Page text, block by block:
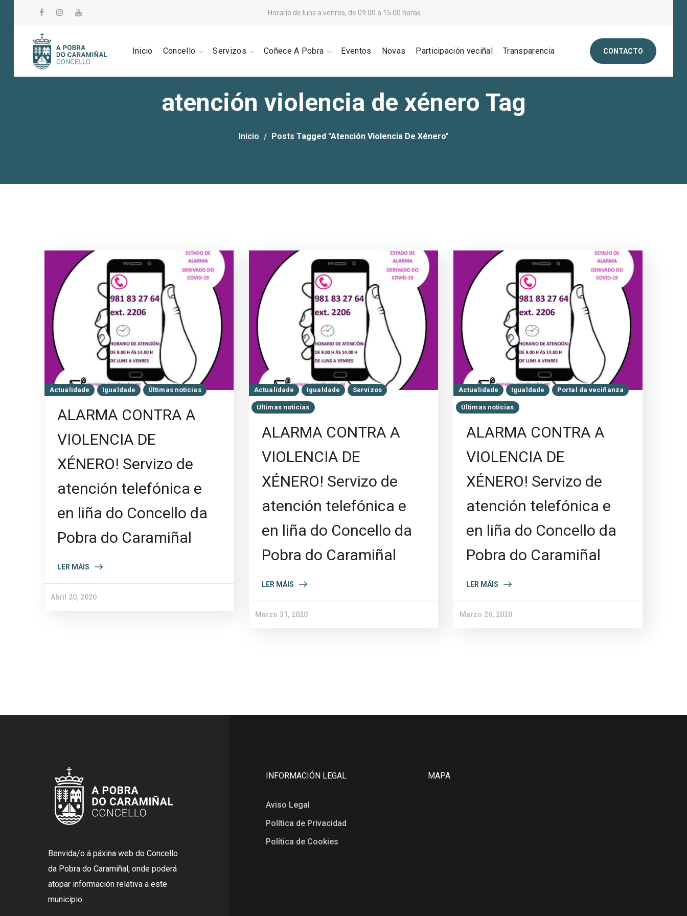
Horario de luns a venres, de 09.00 a 15.00 horas
Inicio Concello Servizos Coñece A Pobra Eventos Novas Participación veciñal Transparencia CONTACTO
atención violencia de xénero Tag
Inicio Posts Tagged "atención Violencia De Xénero"
Actualidade Igualdade Últimas noticias
ALARMA CONTRA A
VIOLENCIA DE
XÉNERO! Servizo de
atención telefónica e
en liña do Concello da
Pobra do Caramiñal
LER MÁIS
Abril 20, 2020
Actualidade Igualdade Servizos
Últimas noticias
ALARMA CONTRA A
VIOLENCIA DE
XÉNERO! Servizo de
atención telefónica e
en liña do Concello da
Pobra do Caramiñal
LER MÁIS
Marzo 31, 2020
Actualidade Igualdade Portal da veciñanza
Últimas noticias
ALARMA CONTRA A
VIOLENCIA DE
XÉNERO! Servizo de
atención telefónica e
en liña do Concello da
Pobra do Caramiñal
LER MÁIS
Marzo 26, 2020
Benvida/o á páxina web do Concello
da Pobra do Caramiñal, onde poderá
atopar información relativa a este
municipio.
INFORMACIÓN LEGAL
Aviso Legal
Política de Privacidad
Política de Cookies
MAPA